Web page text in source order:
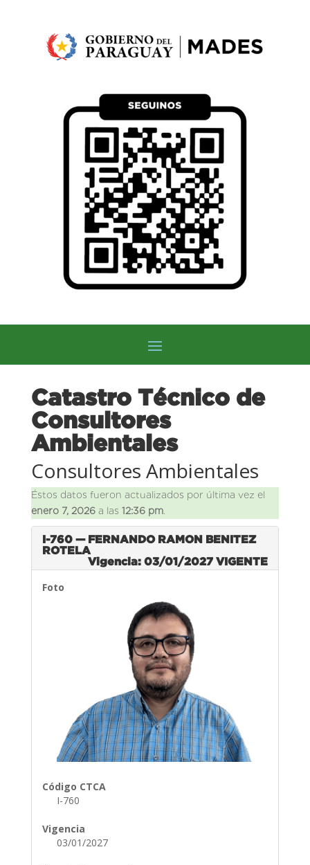
Catastro Técnico de
Consultores
Ambientales
Consultores Ambientales
Éstos datos fueron actualizados por última vez el
enero 7, 2026a las 12:36 pm.
I-760 — FERNANDO RAMON BENITEZ
ROTELA
Vigencia: 03/01/2027VIGENTE
Foto
Código CTCA
I-760
Vigencia
03/01/2027